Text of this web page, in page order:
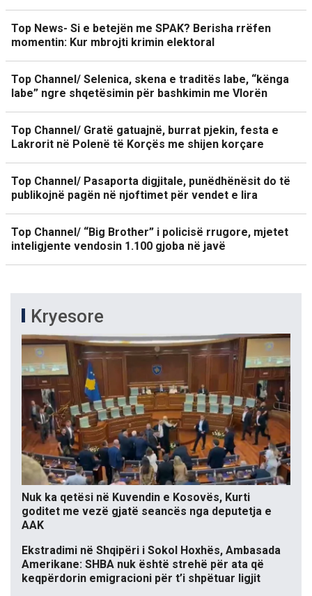
Top News- Si e betejën me SPAK? Berisha rrëfen
momentin: Kur mbrojti krimin elektoral
Top Channel/ Selenica, skena e traditës labe, “kënga
labe” ngre shqetësimin për bashkimin me Vlorën
Top Channel/ Gratë gatuajnë, burrat pjekin, festa e
Lakrorit në Polenë të Korçës me shijen korçare
Top Channel/ Pasaporta digjitale, punëdhënësit do të
publikojnë pagën në njoftimet për vendet e lira
Top Channel/ “Big Brother” i policisë rrugore, mjetet
inteligjente vendosin 1.100 gjoba në javë
Kryesore
Nuk ka qetësi në Kuvendin e Kosovës, Kurti
goditet me vezë gjatë seancës nga deputetja e
AAK
Ekstradimi në Shqipëri i Sokol Hoxhës, Ambasada
Amerikane: SHBA nuk është strehë për ata që
keqpërdorin emigracioni për t’i shpëtuar ligjit